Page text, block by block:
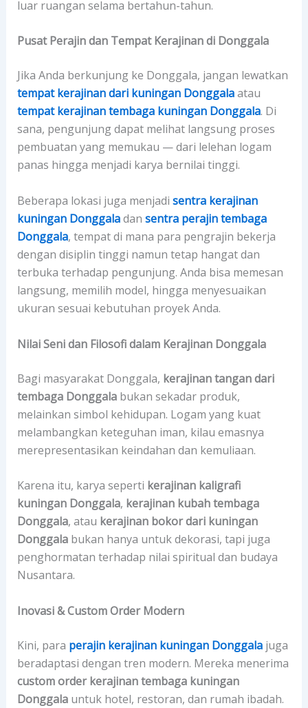
luar ruangan selama bertahun-tahun.
Pusat Perajin dan Tempat Kerajinan di Donggala
Jika Anda berkunjung ke Donggala, jangan lewatkan
tempat kerajinan dari kuningan Donggalaatau
tempat kerajinan tembaga kuningan Donggala. Di
sana, pengunjung dapat melihat langsung proses
pembuatan yang memukau — dari lelehan logam
panas hingga menjadi karya bernilai tinggi.
Beberapa lokasi juga menjadi sentra kerajinan
kuningan Donggaladan sentra perajin tembaga
Donggala, tempat di mana para pengrajin bekerja
dengan disiplin tinggi namun tetap hangat dan
terbuka terhadap pengunjung. Anda bisa memesan
langsung, memilih model, hingga menyesuaikan
ukuran sesuai kebutuhan proyek Anda.
Nilai Seni dan Filosofi dalam Kerajinan Donggala
Bagi masyarakat Donggala, kerajinan tangan dari
tembaga Donggalabukan sekadar produk,
melainkan simbol kehidupan. Logam yang kuat
melambangkan keteguhan iman, kilau emasnya
merepresentasikan keindahan dan kemuliaan.
Karena itu, karya seperti kerajinan kaligrafi
kuningan Donggala, kerajinan kubah tembaga
Donggala, atau kerajinan bokor dari kuningan
Donggalabukan hanya untuk dekorasi, tapi juga
penghormatan terhadap nilai spiritual dan budaya
Nusantara.
Inovasi & Custom Order Modern
Kini, para perajin kerajinan kuningan Donggala juga
beradaptasi dengan tren modern. Mereka menerima
custom order kerajinan tembaga kuningan
Donggalauntuk hotel, restoran, dan rumah ibadah.